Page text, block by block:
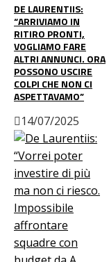
DE LAURENTIIS:
“ARRIVIAMO IN
RITIRO PRONTI,
VOGLIAMO FARE
ALTRI ANNUNCI. ORA
POSSONO USCIRE
COLPI CHE NON CI
ASPETTAVAMO”
14/07/2025